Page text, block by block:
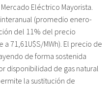
Eléctrico Mayorista.
(promedio enero-
del 11% del precio
71,61U$S/MWh). El precio de
de forma sostenida
disponibilidad de gas natural
la sustitución de